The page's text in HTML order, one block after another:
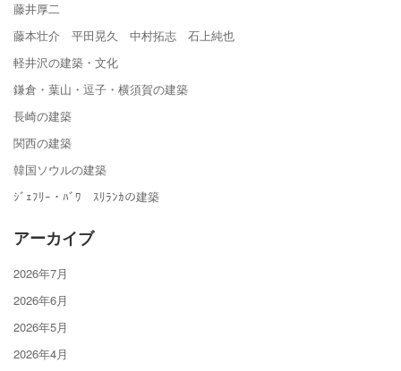
藤井厚二
藤本壮介 平田晃久 中村拓志 石上純也
軽井沢の建築・文化
鎌倉・葉山・逗子・横須賀の建築
長崎の建築
関西の建築
韓国ソウルの建築
ｼﾞｪﾌﾘｰ・ﾊﾞﾜ ｽﾘﾗﾝｶの建築
アーカイブ
2026年7月
2026年6月
2026年5月
2026年4月